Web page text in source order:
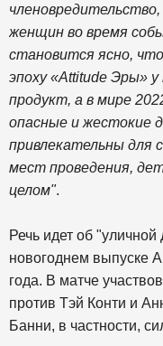
женщин во время
становится ясно,
эпоху «Attitude Эры»
продукт, а в мире
опасные и жестокие
привлекательны для
мест проведения,
целом".
Речь идет об "уличной
новогоднем выпуске
года. В матче
против Тэй Конти и
Банни, в частности,